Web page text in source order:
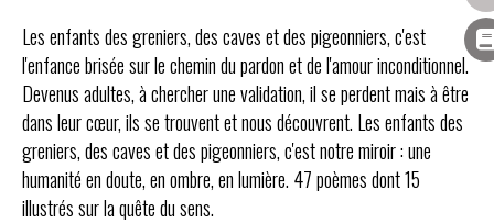
Les enfants des greniers, des caves et des pigeonniers, c'est
l'enfance brisée sur le chemin du pardon et de l'amour inconditionnel.
Devenus adultes, à chercher une validation, il se perdent mais à être
dans leur cœur, ils se trouvent et nous découvrent. Les enfants des
greniers, des caves et des pigeonniers, c'est notre miroir : une
humanité en doute, en ombre, en lumière. 47 poèmes dont 15
illustrés sur la quête du sens.